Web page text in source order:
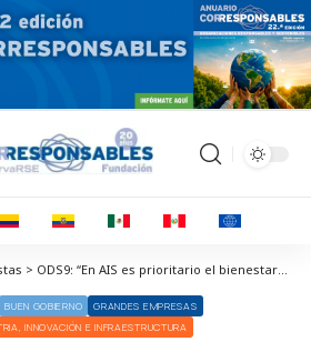
Corresponsables > Entrevistas > ODS9: “En AIS es prioritario el bienestar de nuestro equipo y de las personas con las que trabajamos, ya sean clientes, proveedores o colaboradores”
BUEN GOBIERNO
GRANDES EMPRESAS
INNOVACIÓN E INFRAESTRUCTURA